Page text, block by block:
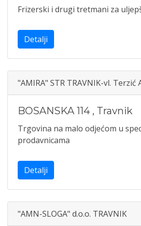
Frizerski i drugi tretmani za
Detalji
"AMIRA" STR TRAVNIK-vl. Terzić
BOSANSKA 114 , Travnik
Trgovina na malo odjećom u
prodavnicama
Detalji
"AMN-SLOGA" d.o.o. TRAVNIK